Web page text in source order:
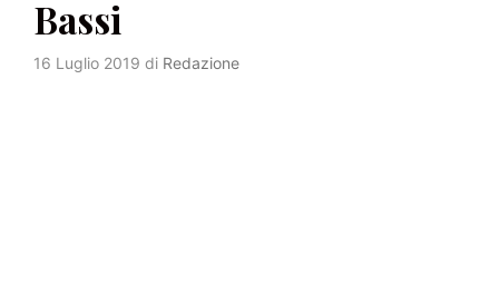
Bassi
16 Luglio 2019 di Redazione